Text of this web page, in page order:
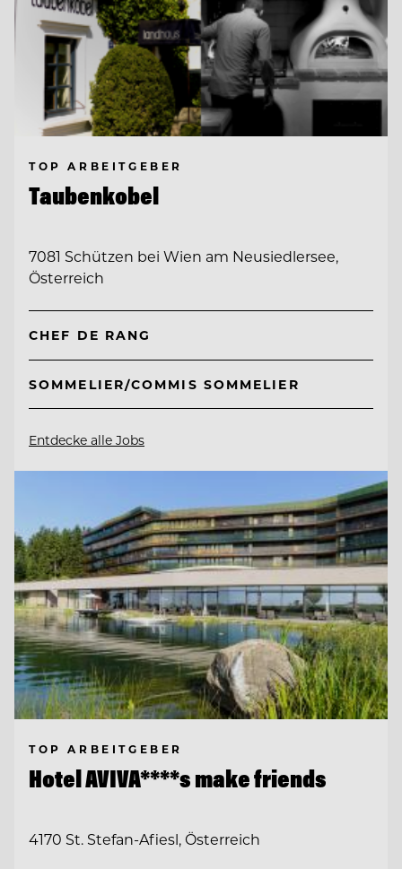
TOP ARBEITGEBER
Taubenkobel
7081 Schützen bei Wien am Neusiedlersee,
Österreich
CHEF DE RANG
SOMMELIER/COMMIS SOMMELIER
Entdecke alle Jobs
TOP ARBEITGEBER
Hotel AVIVA****s make friends
4170 St. Stefan-Afiesl, Österreich